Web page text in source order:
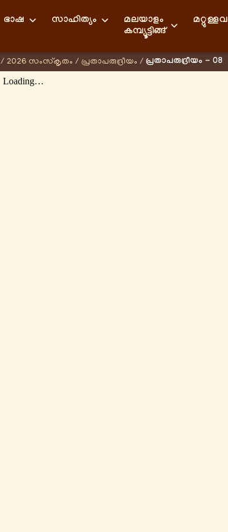
ഭാഷ സാഹിത്യം
മലയാളം
കമ്പ്യൂട്ടിങ്ങ്
മറ്റുള്ളവ
/ 2026 സംസ്കൃതം / പ്രതാപരുദ്രീയം / പ്രതാപരുദ്രീയം - 08